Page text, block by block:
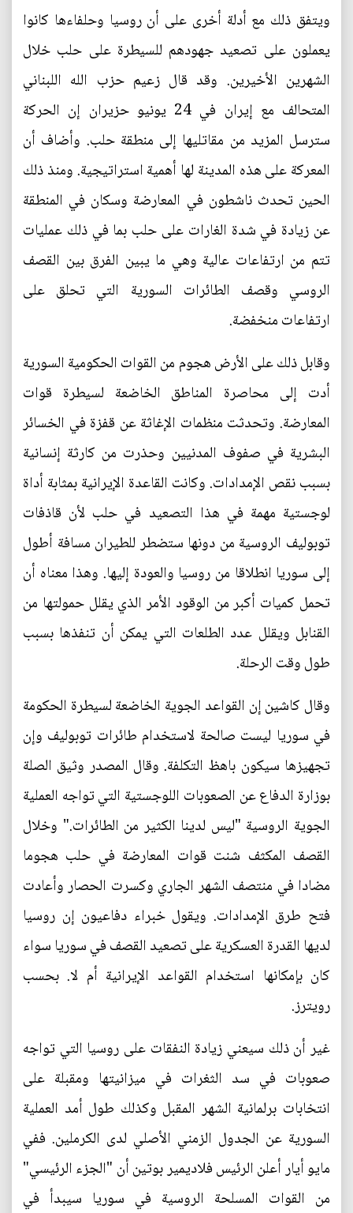
ويتفق ذلك مع أدلة أخرى على أن روسيا وحلفاءها كانوا
يعملون على تصعيد جهودهم للسيطرة على حلب خلال
الشهرين الأخيرين. وقد قال زعيم حزب الله اللبناني
المتحالف مع إيران في 24 يونيو حزيران إن الحركة
سترسل المزيد من مقاتليها إلى منطقة حلب. وأضاف أن
المعركة على هذه المدينة لها أهمية استراتيجية. ومنذ ذلك
الحين تحدث ناشطون في المعارضة وسكان في المنطقة
عن زيادة في شدة الغارات على حلب بما في ذلك عمليات
تتم من ارتفاعات عالية وهي ما يبين الفرق بين القصف
الروسي وقصف الطائرات السورية التي تحلق على
ارتفاعات منخفضة.
وقابل ذلك على الأرض هجوم من القوات الحكومية السورية
أدت إلى محاصرة المناطق الخاضعة لسيطرة قوات
المعارضة. وتحدثت منظمات الإغاثة عن قفزة في الخسائر
البشرية في صفوف المدنيين وحذرت من كارثة إنسانية
بسبب نقص الإمدادات. وكانت القاعدة الإيرانية بمثابة أداة
لوجستية مهمة في هذا التصعيد في حلب لأن قاذفات
توبوليف الروسية من دونها ستضطر للطيران مسافة أطول
إلى سوريا انطلاقا من روسيا والعودة إليها. وهذا معناه أن
تحمل كميات أكبر من الوقود الأمر الذي يقلل حمولتها من
القنابل ويقلل عدد الطلعات التي يمكن أن تنفذها بسبب
طول وقت الرحلة.
وقال كاشين إن القواعد الجوية الخاضعة لسيطرة الحكومة
في سوريا ليست صالحة لاستخدام طائرات توبوليف وإن
تجهيزها سيكون باهظ التكلفة. وقال المصدر وثيق الصلة
بوزارة الدفاع عن الصعوبات اللوجستية التي تواجه العملية
الجوية الروسية "ليس لدينا الكثير من الطائرات." وخلال
القصف المكثف شنت قوات المعارضة في حلب هجوما
مضادا في منتصف الشهر الجاري وكسرت الحصار وأعادت
فتح طرق الإمدادات. ويقول خبراء دفاعيون إن روسيا
لديها القدرة العسكرية على تصعيد القصف في سوريا سواء
كان بإمكانها استخدام القواعد الإيرانية أم لا. بحسب
رويترز.
غير أن ذلك سيعني زيادة النفقات على روسيا التي تواجه
صعوبات في سد الثغرات في ميزانيتها ومقبلة على
انتخابات برلمانية الشهر المقبل وكذلك طول أمد العملية
السورية عن الجدول الزمني الأصلي لدى الكرملين. ففي
مايو أيار أعلن الرئيس فلاديمير بوتين أن "الجزء الرئيسي"
من القوات المسلحة الروسية في سوريا سيبدأ في